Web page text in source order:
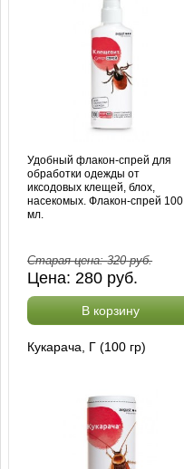
Удобный флакон-спрей для
обработки одежды от
иксодовых клещей, блох,
насекомых. Флакон-спрей 100
мл.
Старая цена:320руб.
Цена:280 руб.
В корзину
Кукарача, Г (100 гр)